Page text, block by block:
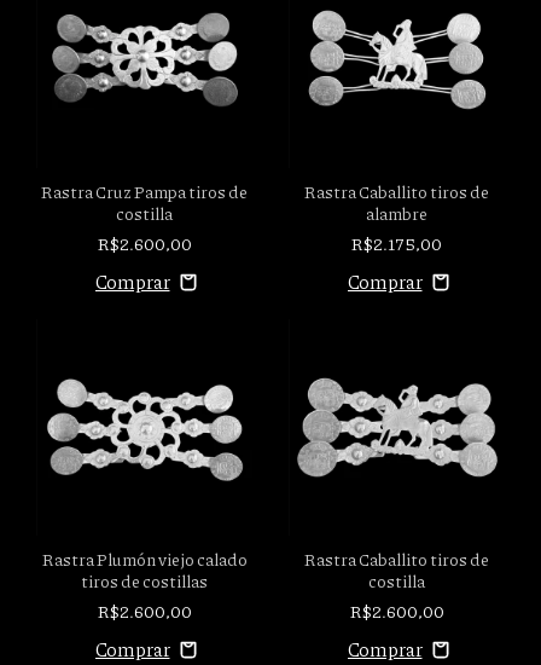
Rastra Cruz Pampa tiros de
costilla
R$2.600,00
Rastra Caballito tiros de
alambre
R$2.175,00
Rastra Plumón viejo calado
tiros de costillas
R$2.600,00
Rastra Caballito tiros de
costilla
R$2.600,00